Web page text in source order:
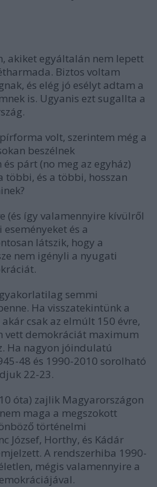
akiket egyáltalán nem lepett
Biztos voltam
és elég jó esélyt adtam a
is. Ugyanis ezt sugallta a
volt, szerintem még a
beszélnek
párt (no meg az egyház)
többi, és a többi, hosszan
(és így valamennyire kívülről
és a
látszik, hogy a
nem igényli a nyugati
semmi
Ha visszatekintünk a
csak az elmúlt 150 évre,
vett demokráciát maximum
Ha nagyon jóindulatú
48 és 1990-2010 sorolható
22-23.
óta) zajlik Magyarországon
maga a megszokott
történelmi
József, Horthy, és Kádár
A rendszerhiba 1990-
mégis valamennyire a